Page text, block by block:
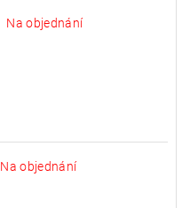
Na objednání
Na objednání